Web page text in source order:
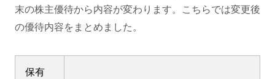
末の株主優待から内容が変わります。こちらでは変更後
の優待内容をまとめました。
保有